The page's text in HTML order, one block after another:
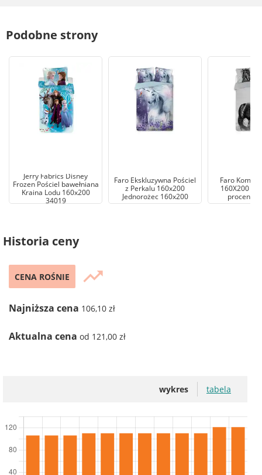
Podobne strony
Jerry Fabrics Disney
Frozen Pościel bawełniana
Kraina Lodu 160x200
34019
Faro Ekskluzywna Pościel
z Perkalu 160x200
Jednorożec 160x200
Faro
160X200
procent
Historia ceny
CENA ROŚNIE trending_up
Najniższa cena 106,10 zł
Aktualna cena od 121,00 zł
wykres tabela